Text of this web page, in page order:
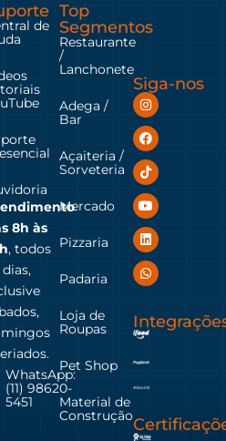
de
8h às
, todos
WhatsApp:
(11) 98620-
5451
Top
Segmentos
Restaurante
/
Lanchonete
Adega /
Bar
Açaiteria /
Sorveteria
Mercado
Pizzaria
Padaria
Loja de
Roupas
Pet Shop
Material de
Construção
Siga-nos